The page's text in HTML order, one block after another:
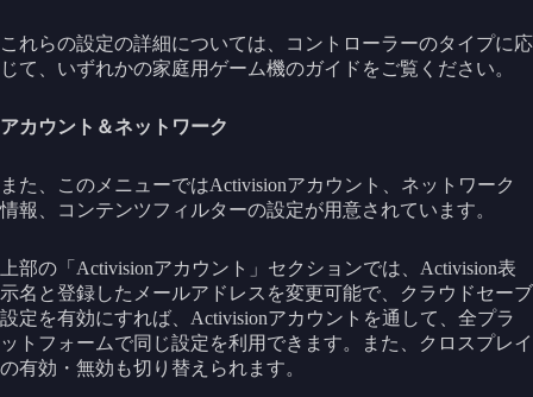
これらの設定の詳細については、コントローラーのタイプに応
じて、いずれかの家庭用ゲーム機のガイドをご覧ください。
アカウント＆ネットワーク
また、このメニューではActivisionアカウント、ネットワーク
情報、コンテンツフィルターの設定が用意されています。
上部の「Activisionアカウント」セクションでは、Activision表
示名と登録したメールアドレスを変更可能で、クラウドセーブ
設定を有効にすれば、Activisionアカウントを通して、全プラ
ットフォームで同じ設定を利用できます。また、クロスプレイ
の有効・無効も切り替えられます。